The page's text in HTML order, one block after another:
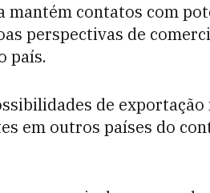
mantém contatos com
perspectivas de
país.
de
em outros países do